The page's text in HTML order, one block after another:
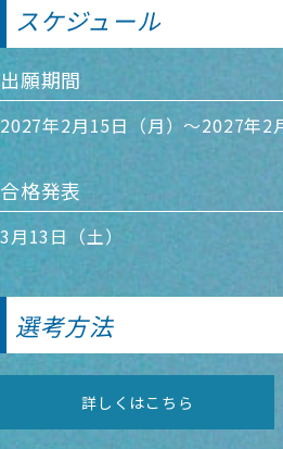
スケジュール
出願期間
2027年2月15日（月）～2027年2
合格発表
3月13日（土）
選考方法
詳しくはこちら